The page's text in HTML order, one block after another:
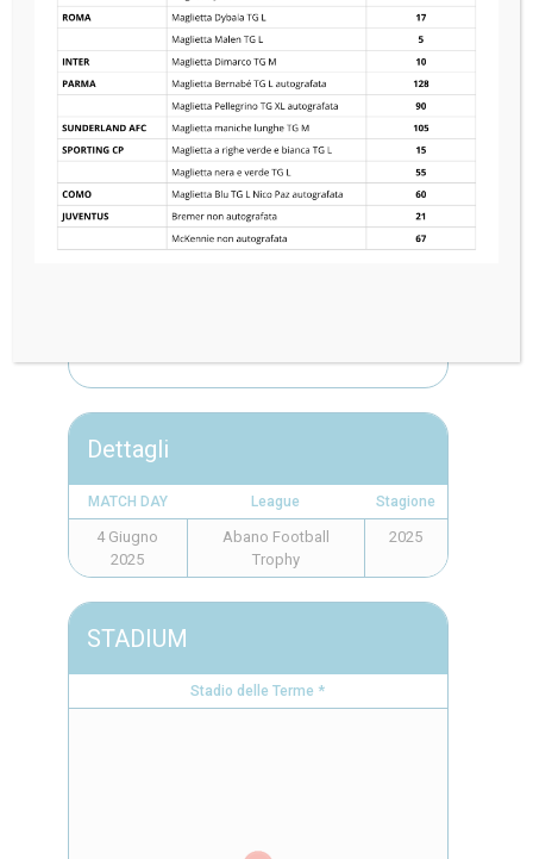
VALENCIA CF
1
—
3
Dettagli
MATCH DAY League Stagione
4 Giugno
2025
Abano Football
Trophy
2025
STADIUM
Stadio delle Terme *